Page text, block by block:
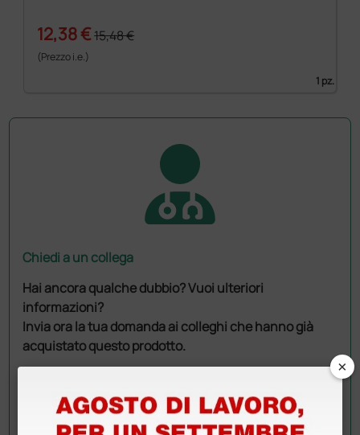
12,38 €15,48 €
(Prezzo i.e.)
1 pz.
Chiedi a un collega
Hai ancora qualche dubbio? Vuoi ulteriori
informazioni?
Invia ora la tua domanda ai colleghi che hanno già
acquistato questo prodotto.
×